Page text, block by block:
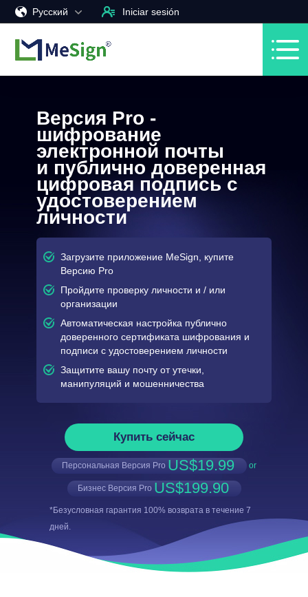
Pусский Iniciar sesión
Версия Pro -
шифрование
электронной почты
и публично доверенная
цифровая подпись с
удостоверением
личности
Загрузите приложение MeSign, купите
Версию Pro
Пройдите проверку личности и / или
организации
Автоматическая настройка публично
доверенного сертификата шифрования и
подписи с удостоверением личности
Защитите вашу почту от утечки,
манипуляций и мошенничества
Купить сейчас
Персональная Версия Pro US$19.99 or
Бизнес Версия Pro US$199.90
*Безусловная гарантия 100% возврата в течение 7
дней.